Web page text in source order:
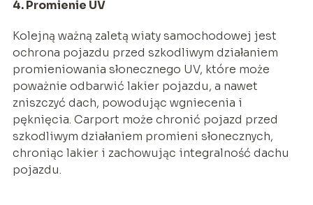
4. Promienie UV
Kolejną ważną zaletą wiaty samochodowej jest
ochrona pojazdu przed szkodliwym działaniem
promieniowania słonecznego UV, które może
poważnie odbarwić lakier pojazdu, a nawet
zniszczyć dach, powodując wgniecenia i
pęknięcia. Carport może chronić pojazd przed
szkodliwym działaniem promieni słonecznych,
chroniąc lakier i zachowując integralność dachu
pojazdu.